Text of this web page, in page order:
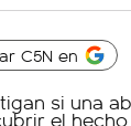
C5N en